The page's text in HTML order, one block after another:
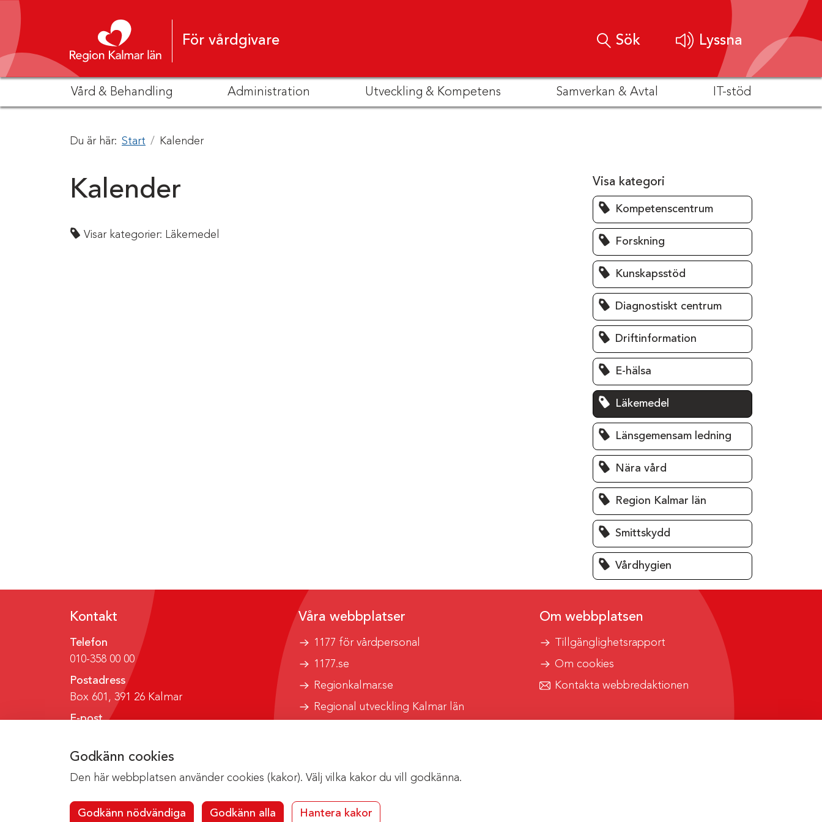
Godkänn cookies
Den här webbplatsen använder cookies (kakor). Välj vilka kakor du vill godkänna.
Godkänn nödvändiga Godkänn alla Hantera kakor
Hoppa till innehåll
För vårdgivare Sök Lyssna
Vård & Behandling Administration Utveckling & Kompetens Samverkan & Avtal IT-stöd
Du är här: Start Kalender
Kalender
Visar kategorier: Läkemedel
Visa kategori
Kompetenscentrum
Forskning
Kunskapsstöd
Diagnostiskt centrum
Driftinformation
E-hälsa
Läkemedel
Länsgemensam ledning
Nära vård
Region Kalmar län
Smittskydd
Vårdhygien
Kontakt
Telefon
010-358 00 00
Postadress
Box 601, 391 26 Kalmar
E-post
Våra webbplatser
1177 för vårdpersonal
1177.se
Regionkalmar.se
Regional utveckling Kalmar län
Om webbplatsen
Tillgänglighetsrapport
Om cookies
Kontakta webbredaktionen